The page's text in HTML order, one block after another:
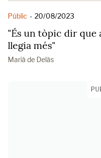
Públic - 20/08/2023
"És un tòpic dir que
llegia més"
Marià de Delàs